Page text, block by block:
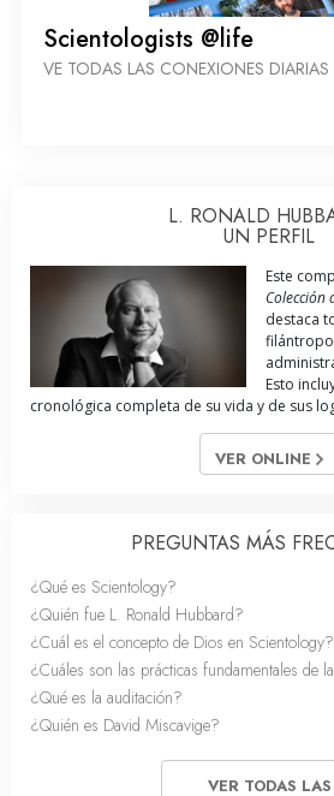
Scientologists @life
VE TODAS LAS CONEXIONES DIARIAS
L. RONALD
UN PERFIL
Este
Colección
destaca
Esto
cronológica completa de su vida y de sus
VER ONLINE
PREGUNTAS MÁS
¿Qué es Scientology?
¿Quién fue L. Ronald Hubbard?
¿Cuál es el concepto de Dios en Scientology?
¿Cuáles son las prácticas fundamentales de
¿Qué es la auditación?
¿Quién es David Miscavige?
VER TODAS LAS